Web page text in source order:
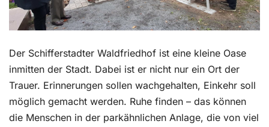
Der Schifferstadter Waldfriedhof ist eine kleine Oase
inmitten der Stadt. Dabei ist er nicht nur ein Ort der
Trauer. Erinnerungen sollen wachgehalten, Einkehr soll
möglich gemacht werden. Ruhe finden – das können
die Menschen in der parkähnlichen Anlage, die von viel